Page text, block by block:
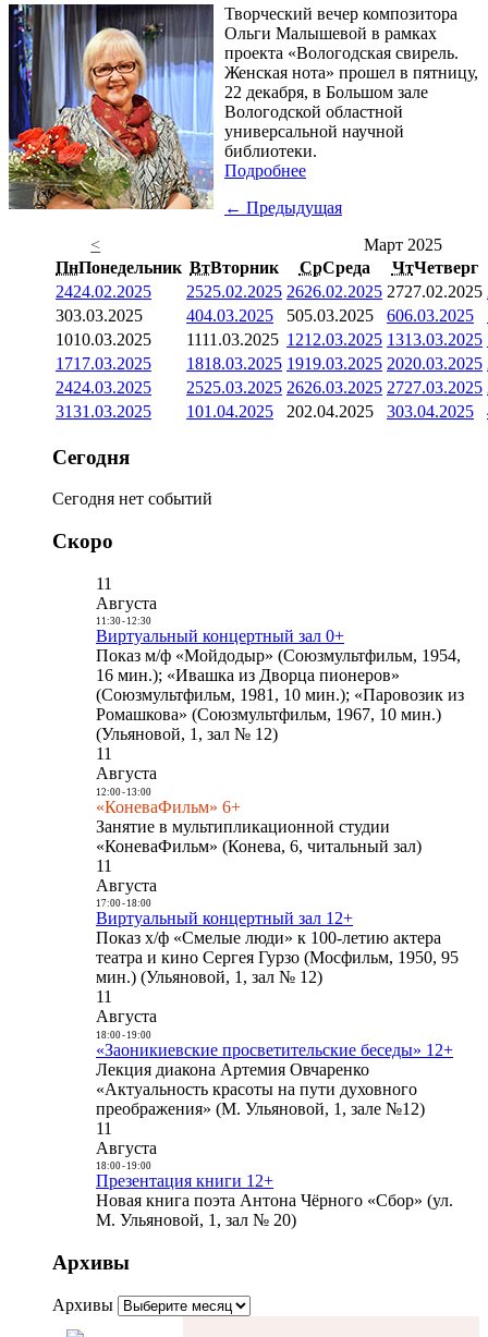
Творческий вечер композитора
Ольги Малышевой в рамках
проекта «Вологодская свирель.
Женская нота» прошел в пятницу,
22 декабря, в Большом зале
Вологодской областной
универсальной научной
библиотеки.
Подробнее
← Предыдущая
<
Март 2025
ПнПонедельник ВтВторник СрСреда ЧтЧетверг
2424.02.2025 2525.02.2025 2626.02.2025 2727.02.2025
303.03.2025 404.03.2025 505.03.2025 606.03.2025
1010.03.2025 1111.03.2025 1212.03.2025 1313.03.2025
1717.03.2025 1818.03.2025 1919.03.2025 2020.03.2025
2424.03.2025 2525.03.2025 2626.03.2025 2727.03.2025
3131.03.2025 101.04.2025 202.04.2025 303.04.2025
Сегодня
Сегодня нет событий
Скоро
11
Августа
11:30- 12:30
Виртуальный концертный зал 0+
Показ м/ф «Мойдодыр» (Союзмультфильм, 1954,
16 мин.); «Ивашка из Дворца пионеров»
(Союзмультфильм, 1981, 10 мин.); «Паровозик из
Ромашкова» (Союзмультфильм, 1967, 10 мин.)
(Ульяновой, 1, зал № 12)
11
Августа
12:00- 13:00
«КоневаФильм» 6+
Занятие в мультипликационной студии
«КоневаФильм» (Конева, 6, читальный зал)
11
Августа
17:00- 18:00
Виртуальный концертный зал 12+
Показ х/ф «Смелые люди» к 100-летию актера
театра и кино Сергея Гурзо (Мосфильм, 1950, 95
мин.) (Ульяновой, 1, зал № 12)
11
Августа
18:00- 19:00
«Заоникиевские просветительские беседы» 12+
Лекция диакона Артемия Овчаренко
«Актуальность красоты на пути духовного
преображения» (М. Ульяновой, 1, зале №12)
11
Августа
18:00- 19:00
Презентация книги 12+
Новая книга поэта Антона Чёрного «Сбор» (ул.
М. Ульяновой, 1, зал № 20)
Архивы
Архивы